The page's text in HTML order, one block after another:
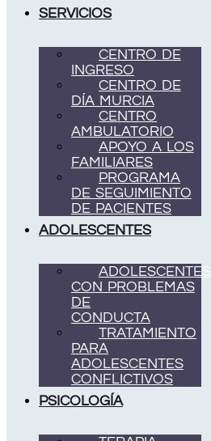
SERVICIOS
CENTRO DE
INGRESO
CENTRO DE
DÍA MURCIA
CENTRO
AMBULATORIO
APOYO A LOS
FAMILIARES
PROGRAMA
DE SEGUIMIENTO
DE PACIENTES
ADOLESCENTES
ADOLESCENTES
CON PROBLEMAS
DE
CONDUCTA
TRATAMIENTO
PARA
ADOLESCENTES
CONFLICTIVOS
PSICOLOGÍA